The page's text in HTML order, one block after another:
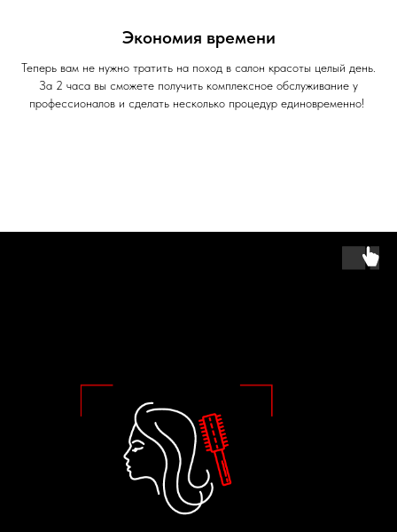
Экономия времени
Теперь вам не нужно тратить на поход в салон красоты целый день.
За 2 часа вы сможете получить комплексное обслуживание у
профессионалов и сделать несколько процедур единовременно!